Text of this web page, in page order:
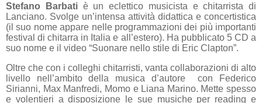
Stefano Barbatiè un eclettico musicista e chitarrista di
Lanciano. Svolge un’intensa attività didattica e concertistica
(il suo nome appare nelle programmazioni dei più importanti
festival di chitarra in Italia e all’estero). Ha pubblicato 5 CD a
suo nome e il video “Suonare nello stile di Eric Clapton”.
Oltre che con i colleghi chitarristi, vanta collaborazioni di alto
livello nell’ambito della musica d’autore con
Federico
Sirianni, Max Manfredi, Momo e Liana Marino. Mette spesso
e volentieri a disposizione le sue musiche per reading e